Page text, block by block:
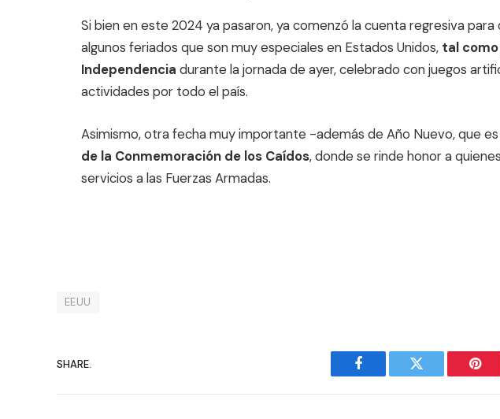
Si bien en este 2024 ya pasaron, ya comenzó la cuenta regresiva para
algunos feriados que son muy especiales en Estados Unidos, tal como
Independencia durante la jornada de ayer, celebrado con juegos
actividades por todo el país.
Asimismo, otra fecha muy importante -además de Año Nuevo, que es
de la Conmemoración de los Caídos, donde se rinde honor a
servicios a las Fuerzas Armadas.
EEUU
SHARE.
Facebook Twitter